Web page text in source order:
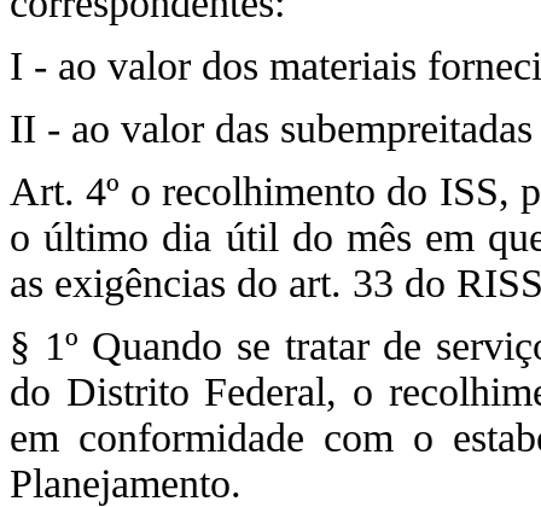
I - ao valor dos materiais
II - ao valor das
Art. 4º o recolhimento do ISS,
o último dia útil do mês em
as exigências do art. 33 do
§ 1º Quando se tratar de
do Distrito Federal, o
em conformidade com o
Planejamento.